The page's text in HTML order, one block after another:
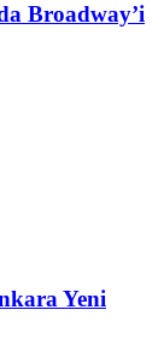
Broadway’i
Yeni